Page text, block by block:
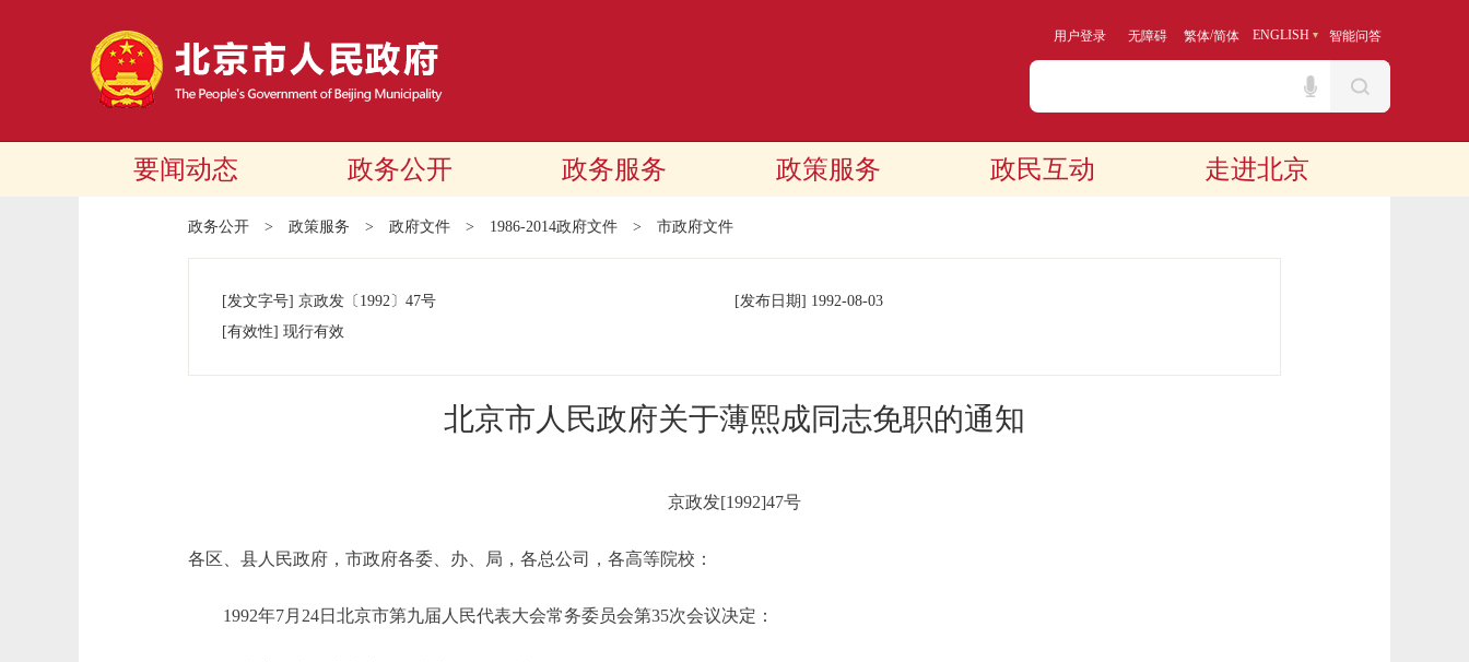
用户登录 无障碍 繁体/简体 ENGLISH 智能问答
要闻动态 政务公开 政务服务 政策服务 政民互动 走进北京
政务公开 > 政策服务 > 政府文件 > 1986-2014政府文件 > 市政府文件
[发文字号] 京政发 〔1992〕 47号 [发布日期] 1992-08-03
[有效性] 现行有效
北京市人民政府关于薄熙成同志免职的通知
京政发[1992]47号
各区、县人民政府，市政府各委、办、局，各总公司，各高等院校：
1992年7月24日北京市第九届人民代表大会常务委员会第35次会议决定：